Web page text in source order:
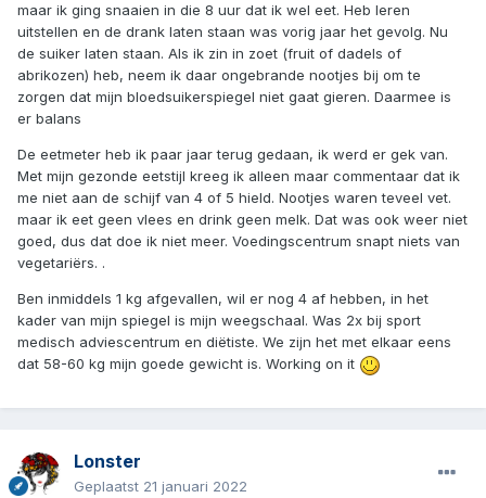
maar ik ging snaaien in die 8 uur dat ik wel eet. Heb leren
uitstellen en de drank laten staan was vorig jaar het gevolg. Nu
de suiker laten staan. Als ik zin in zoet (fruit of dadels of
abrikozen) heb, neem ik daar ongebrande nootjes bij om te
zorgen dat mijn bloedsuikerspiegel niet gaat gieren. Daarmee is
er balans
De eetmeter heb ik paar jaar terug gedaan, ik werd er gek van.
Met mijn gezonde eetstijl kreeg ik alleen maar commentaar dat ik
me niet aan de schijf van 4 of 5 hield. Nootjes waren teveel vet.
maar ik eet geen vlees en drink geen melk. Dat was ook weer niet
goed, dus dat doe ik niet meer. Voedingscentrum snapt niets van
vegetariërs. .
Ben inmiddels 1 kg afgevallen, wil er nog 4 af hebben, in het
kader van mijn spiegel is mijn weegschaal. Was 2x bij sport
medisch adviescentrum en diëtiste. We zijn het met elkaar eens
dat 58-60 kg mijn goede gewicht is. Working on it
Lonster
Geplaatst 21 januari 2022